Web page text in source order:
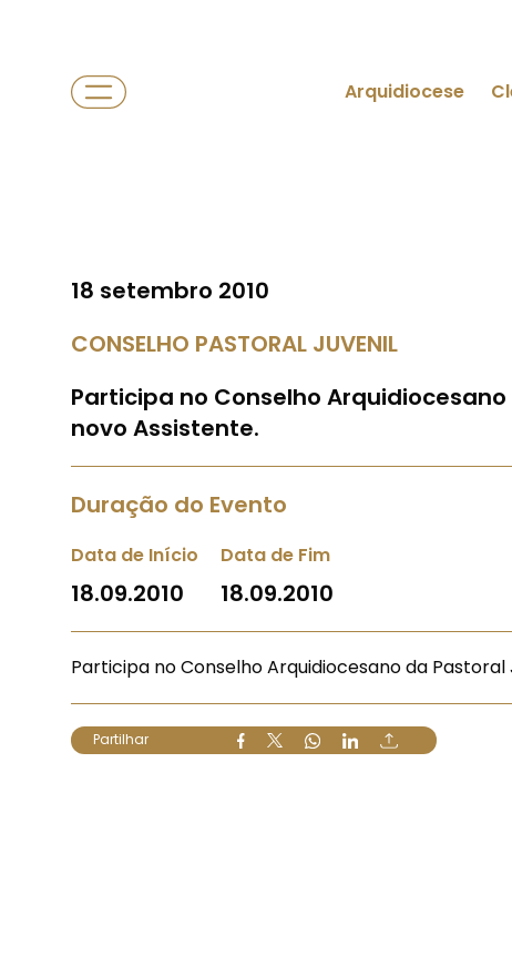
Arquidiocese
18 setembro 2010
CONSELHO PASTORAL JUVENIL
Participa no Conselho
novo Assistente.
Duração do Evento
Data de Início
18.09.2010
Data de Fim
18.09.2010
Participa no Conselho Arquidiocesano da
Partilhar